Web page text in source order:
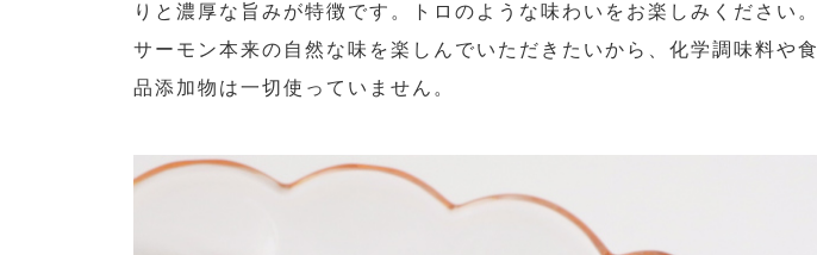
りと濃厚な旨みが特徴です。トロのような味わいをお楽しみください。
サーモン本来の自然な味を楽しんでいただきたいから、化学調味料や食
品添加物は一切使っていません。